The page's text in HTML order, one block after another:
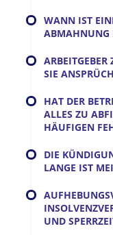
WANN IST
ABMAHNUNG
SIE
HAT DER
ALLES ZU
HÄUFIGEN
DIE
LANGE IST
UND